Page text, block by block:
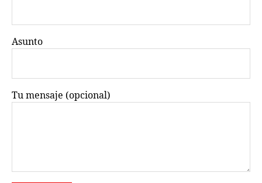
Asunto
Tu mensaje (opcional)